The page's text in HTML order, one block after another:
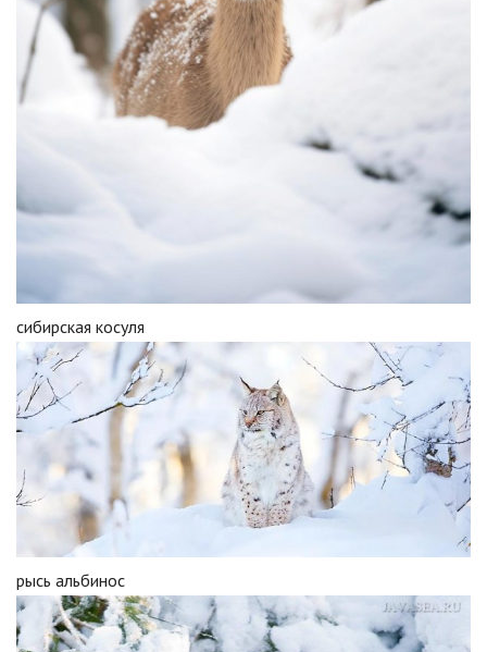
сибирская косуля
рысь альбинос